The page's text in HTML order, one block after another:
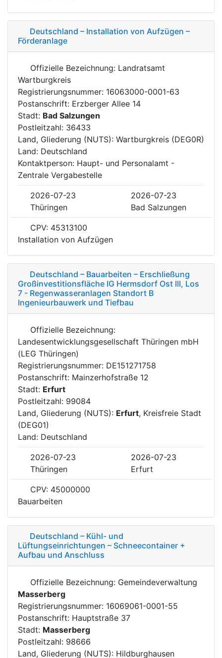
Deutschland – Installation von Aufzügen –
Förderanlage
Offizielle Bezeichnung: Landratsamt
Wartburgkreis
Registrierungsnummer: 16063000-0001-63
Postanschrift: Erzberger Allee 14
Stadt: Bad Salzungen
Postleitzahl: 36433
Land, Gliederung (NUTS): Wartburgkreis (DEG0R)
Land: Deutschland
Kontaktperson: Haupt- und Personalamt -
Zentrale Vergabestelle
2026-07-23
2026-07-23
Thüringen
Bad Salzungen
CPV: 45313100
Installation von Aufzügen
Deutschland – Bauarbeiten – Erschließung
Großinvestitionsfläche IG Hermsdorf Ost III, Los
7 - Regenwasseranlagen Standort B
Ingenieurbauwerk und Tiefbau
Offizielle Bezeichnung:
Landesentwicklungsgesellschaft Thüringen mbH
(LEG Thüringen)
Registrierungsnummer: DE151271758
Postanschrift: Mainzerhofstraße 12
Stadt: Erfurt
Postleitzahl: 99084
Land, Gliederung (NUTS): Erfurt, Kreisfreie Stadt
(DEG01)
Land: Deutschland
2026-07-23
2026-07-23
Thüringen
Erfurt
CPV: 45000000
Bauarbeiten
Deutschland – Kühl- und
Lüftungseinrichtungen – Schneecontainer +
Aufbau und Anschluss
Offizielle Bezeichnung: Gemeindeverwaltung
Masserberg
Registrierungsnummer: 16069061-0001-55
Postanschrift: Hauptstraße 37
Stadt: Masserberg
Postleitzahl: 98666
Land, Gliederung (NUTS): Hildburghausen